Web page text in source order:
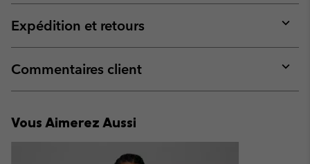
or
Expédition et retours
or
Commentaires client
or
Vous Aimerez Aussi